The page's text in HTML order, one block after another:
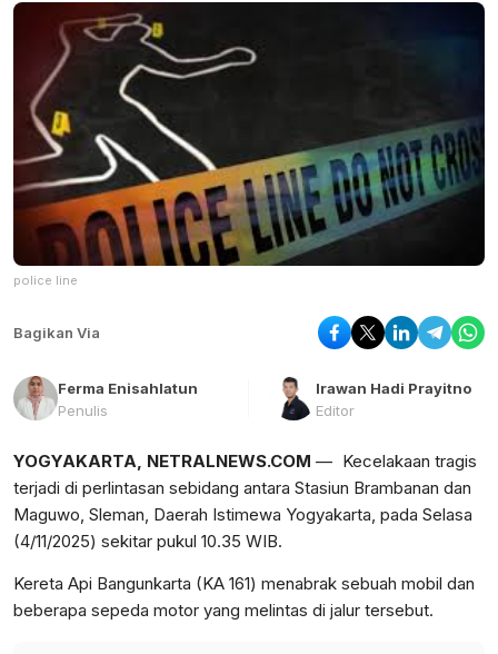
police line
Bagikan Via
Ferma Enisahlatun
Penulis
Irawan Hadi Prayitno
Editor
YOGYAKARTA, NETRALNEWS.COM — Kecelakaan tragis
terjadi di perlintasan sebidang antara Stasiun Brambanan dan
Maguwo, Sleman, Daerah Istimewa Yogyakarta, pada Selasa
(4/11/2025) sekitar pukul 10.35 WIB.
Kereta Api Bangunkarta (KA 161) menabrak sebuah mobil dan
beberapa sepeda motor yang melintas di jalur tersebut.